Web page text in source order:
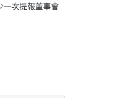
一次提報董事會